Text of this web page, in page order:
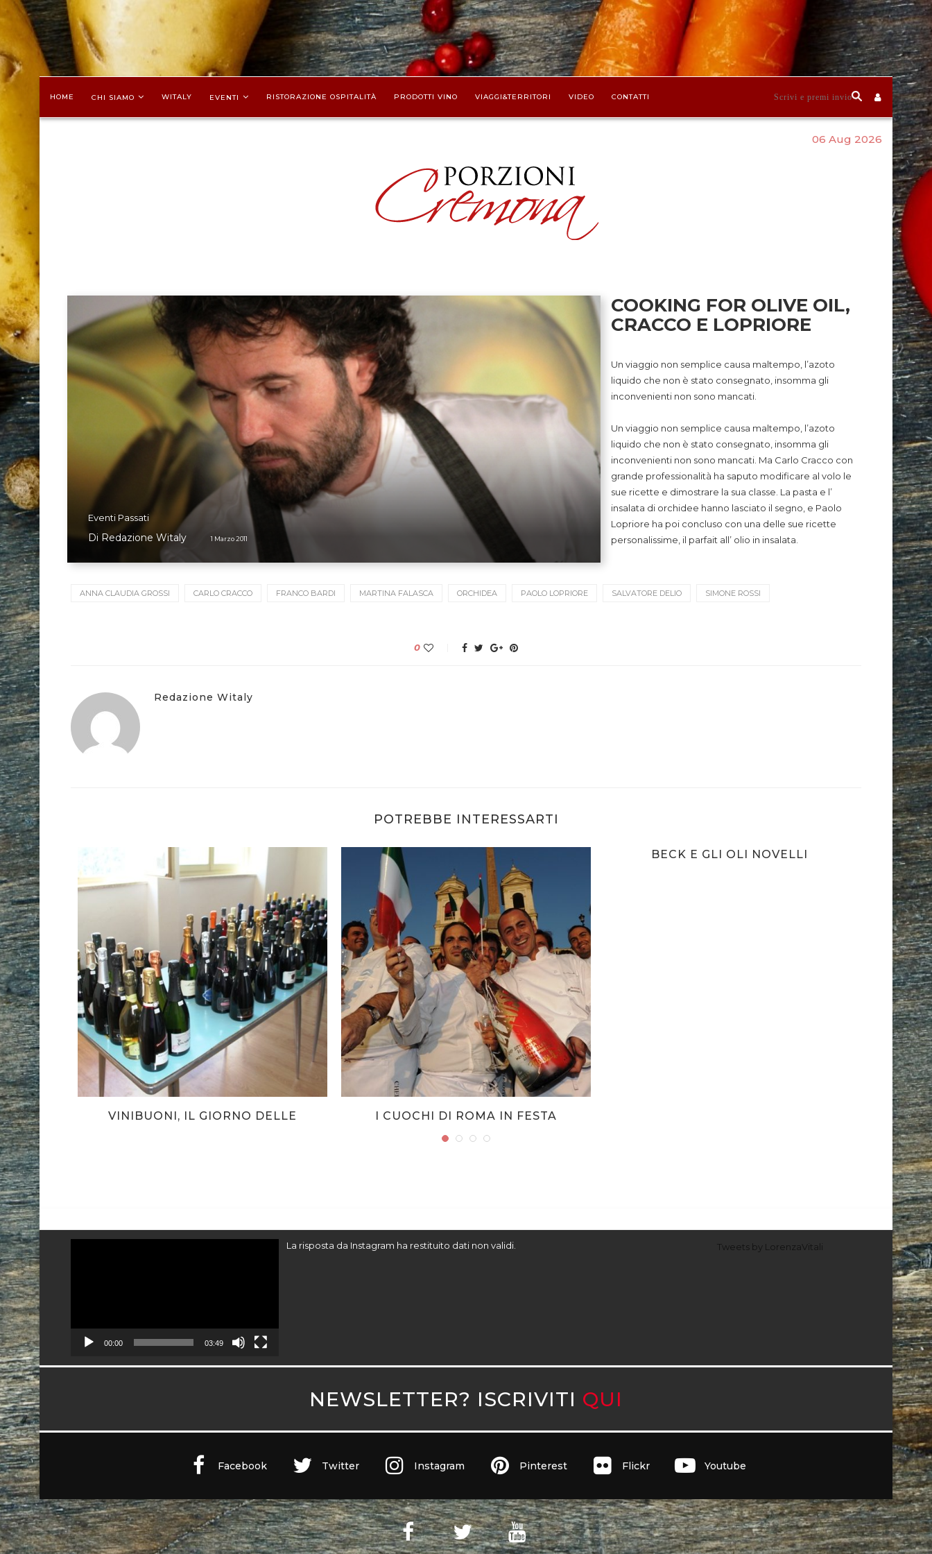
HOME CHI SIAMO WITALY EVENTI RISTORAZIONE OSPITALITÀ PRODOTTI VINO VIAGGI&TERRITORI VIDEO CONTATTI
06 Aug 2026
Eventi Passati
Di Redazione Witaly 1 Marzo 2011
COOKING FOR OLIVE OIL,
CRACCO E LOPRIORE
Un viaggio non semplice causa maltempo, l’azoto
liquido che non è stato consegnato, insomma gli
inconvenienti non sono mancati.
Un viaggio non semplice causa maltempo, l’azoto
liquido che non è stato consegnato, insomma gli
inconvenienti non sono mancati. Ma Carlo Cracco con
grande professionalità ha saputo modificare al volo le
sue ricette e dimostrare la sua classe. La pasta e l’
insalata di orchidee hanno lasciato il segno, e Paolo
Lopriore ha poi concluso con una delle sue ricette
personalissime, il parfait all’ olio in insalata.
ANNA CLAUDIA GROSSI CARLO CRACCO FRANCO BARDI MARTINA FALASCA ORCHIDEA PAOLO LOPRIORE SALVATORE DELIO SIMONE ROSSI
0
Redazione Witaly
POTREBBE INTERESSARTI
VINIBUONI, IL GIORNO DELLE
I CUOCHI DI ROMA IN FESTA
BECK E GLI OLI NOVELLI
00:00 03:49
La risposta da Instagram ha restituito dati non validi. Tweets by LorenzaVitali
NEWSLETTER? ISCRIVITI QUI
Facebook Twitter Instagram Pinterest Flickr Youtube